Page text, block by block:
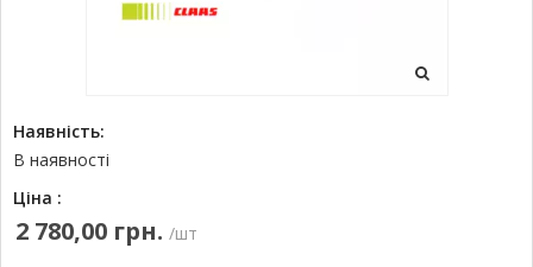
Наявність:
В наявності
Ціна :
2 780,00 грн. /шт